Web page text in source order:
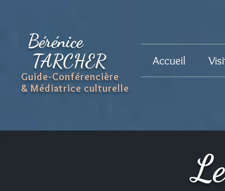
Bérénice
TARCHER
Guide-Conférencière
& Médiatrice culturelle
Accueil